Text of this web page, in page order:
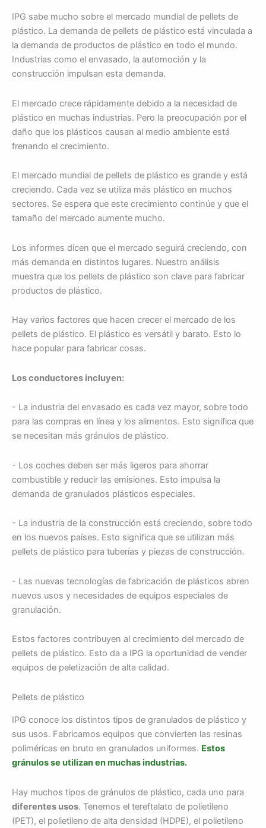
IPG sabe mucho sobre el mercado mundial de pellets de
plástico. La demanda de pellets de plástico está vinculada a
la demanda de productos de plástico en todo el mundo.
Industrias como el envasado, la automoción y la
construcción impulsan esta demanda.
El mercado crece rápidamente debido a la necesidad de
plástico en muchas industrias. Pero la preocupación por el
daño que los plásticos causan al medio ambiente está
frenando el crecimiento.
El mercado mundial de pellets de plástico es grande y está
creciendo. Cada vez se utiliza más plástico en muchos
sectores. Se espera que este crecimiento continúe y que el
tamaño del mercado aumente mucho.
Los informes dicen que el mercado seguirá creciendo, con
más demanda en distintos lugares. Nuestro análisis
muestra que los pellets de plástico son clave para fabricar
productos de plástico.
Hay varios factores que hacen crecer el mercado de los
pellets de plástico. El plástico es versátil y barato. Esto lo
hace popular para fabricar cosas.
Los conductores incluyen:
- La industria del envasado es cada vez mayor, sobre todo
para las compras en línea y los alimentos. Esto significa que
se necesitan más gránulos de plástico.
- Los coches deben ser más ligeros para ahorrar
combustible y reducir las emisiones. Esto impulsa la
demanda de granulados plásticos especiales.
- La industria de la construcción está creciendo, sobre todo
en los nuevos países. Esto significa que se utilizan más
pellets de plástico para tuberías y piezas de construcción.
- Las nuevas tecnologías de fabricación de plásticos abren
nuevos usos y necesidades de equipos especiales de
granulación.
Estos factores contribuyen al crecimiento del mercado de
pellets de plástico. Esto da a IPG la oportunidad de vender
equipos de peletización de alta calidad.
Pellets de plástico
IPG conoce los distintos tipos de granulados de plástico y
sus usos. Fabricamos equipos que convierten las resinas
poliméricas en bruto en granulados uniformes. Estos
gránulos se utilizan en muchas industrias.
Hay muchos tipos de gránulos de plástico, cada uno para
diferentes usos. Tenemos el tereftalato de polietileno
(PET), el polietileno de alta densidad (HDPE), el polietileno